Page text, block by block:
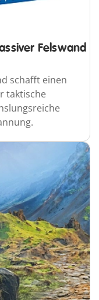
Felswand
schafft einen
taktische